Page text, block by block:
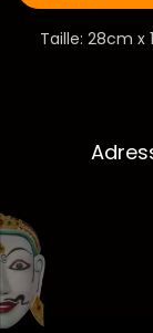
Taille: 28cm x